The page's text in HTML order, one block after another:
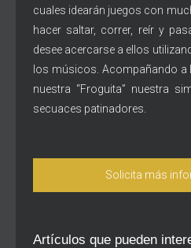
cuales idearán juegos con
hacer saltar, correr, reír y
desee acercarse a ellos
los músicos. Acompañando
nuestra “Froguita” nuestra
secuaces patinadores.
Solicita más
Artículos que pueden